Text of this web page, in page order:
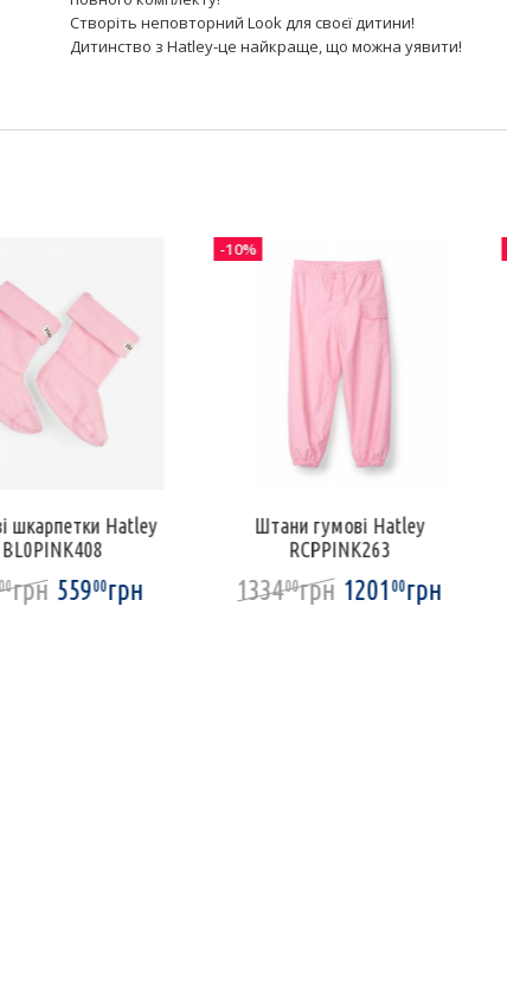
Створіть неповторний Look для своєї дитини!
Дитинство з Hatley-це найкраще, що можна уявити!
шкарпетки Hatley
BL0PINK408
грн 55900грн
Штани гумові Hatley
RCPPINK263
133400грн 1201 00грн
-10%